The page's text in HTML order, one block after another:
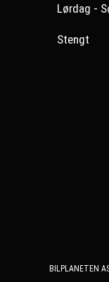
Lørdag -
Stengt
BILPLANETEN